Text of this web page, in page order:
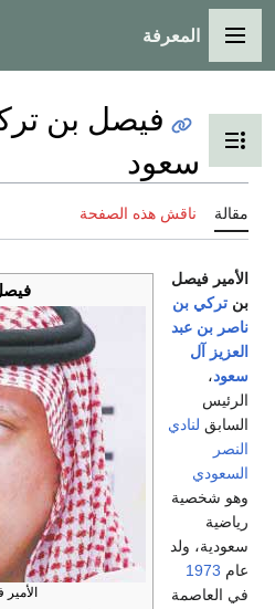
القائمة الرئيسية
المعرفة
تبديل عرض جدول المحتويات
فيصل بن
سعود
ناقش هذه الصفحة
فيصل
الأمير
فيصل
تركي بن
بن عبد
آل
،
لنادي
شخصية
ولد
1973
العاصمة